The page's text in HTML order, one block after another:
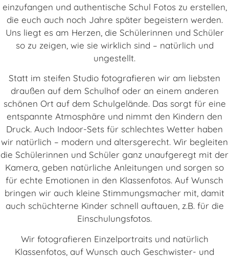
einzufangen und authentische Schul Fotos zu erstellen,
die euch auch noch Jahre später begeistern werden.
Uns liegt es am Herzen, die Schülerinnen und Schüler
so zu zeigen, wie sie wirklich sind – natürlich und
ungestellt.
Statt im steifen Studio fotografieren wir am liebsten
draußen auf dem Schulhof oder an einem anderen
schönen Ort auf dem Schulgelände. Das sorgt für eine
entspannte Atmosphäre und nimmt den Kindern den
Druck. Auch Indoor-Sets für schlechtes Wetter haben
wir natürlich – modern und altersgerecht. Wir begleiten
die Schülerinnen und Schüler ganz unaufgeregt mit der
Kamera, geben natürliche Anleitungen und sorgen so
für echte Emotionen in den Klassenfotos. Auf Wunsch
bringen wir auch kleine Stimmungsmacher mit, damit
auch schüchterne Kinder schnell auftauen, z.B. für die
Einschulungsfotos.
Wir fotografieren Einzelportraits und natürlich
Klassenfotos, auf Wunsch auch Geschwister- und